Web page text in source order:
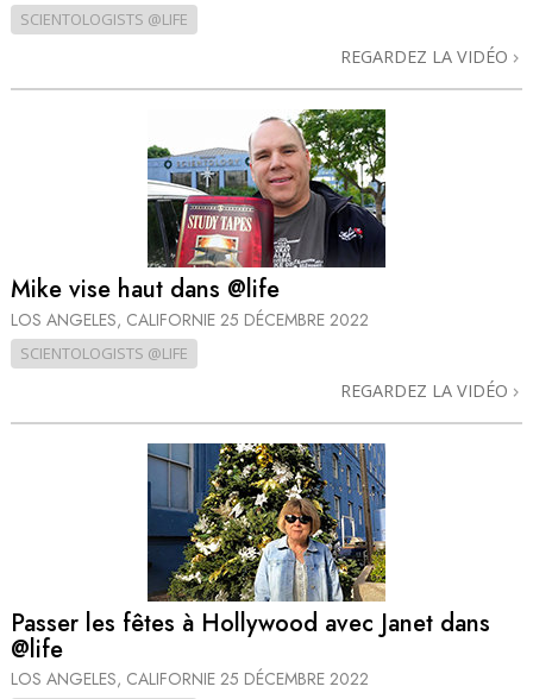
SCIENTOLOGISTS @LIFE
REGARDEZ LA VIDÉO
Mike vise haut dans @life
LOS ANGELES, CALIFORNIE 25 DÉCEMBRE 2022
SCIENTOLOGISTS @LIFE
REGARDEZ LA VIDÉO
Passer les fêtes à Hollywood avec Janet dans
@life
LOS ANGELES, CALIFORNIE 25 DÉCEMBRE 2022